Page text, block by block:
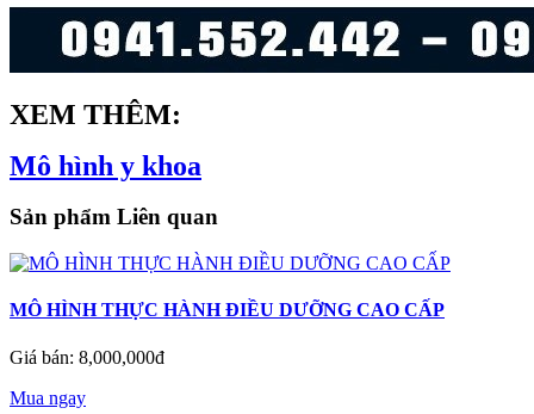
XEM THÊM:
Mô hình y khoa
Sản phẩm Liên quan
MÔ HÌNH THỰC HÀNH ĐIỀU DƯỠNG CAO CẤP
Giá bán: 8,000,000đ
Mua ngay